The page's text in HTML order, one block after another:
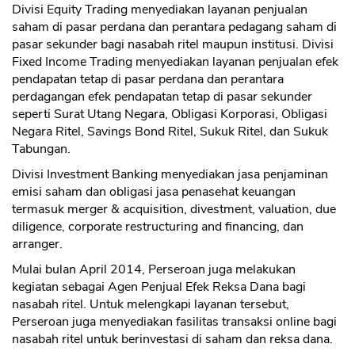
Divisi Equity Trading menyediakan layanan penjualan
saham di pasar perdana dan perantara pedagang saham di
pasar sekunder bagi nasabah ritel maupun institusi. Divisi
Fixed Income Trading menyediakan layanan penjualan efek
pendapatan tetap di pasar perdana dan perantara
perdagangan efek pendapatan tetap di pasar sekunder
seperti Surat Utang Negara, Obligasi Korporasi, Obligasi
Negara Ritel, Savings Bond Ritel, Sukuk Ritel, dan Sukuk
Tabungan.
Divisi Investment Banking menyediakan jasa penjaminan
emisi saham dan obligasi jasa penasehat keuangan
termasuk merger & acquisition, divestment, valuation, due
diligence, corporate restructuring and financing, dan
arranger.
Mulai bulan April 2014, Perseroan juga melakukan
kegiatan sebagai Agen Penjual Efek Reksa Dana bagi
nasabah ritel. Untuk melengkapi layanan tersebut,
Perseroan juga menyediakan fasilitas transaksi online bagi
nasabah ritel untuk berinvestasi di saham dan reksa dana.